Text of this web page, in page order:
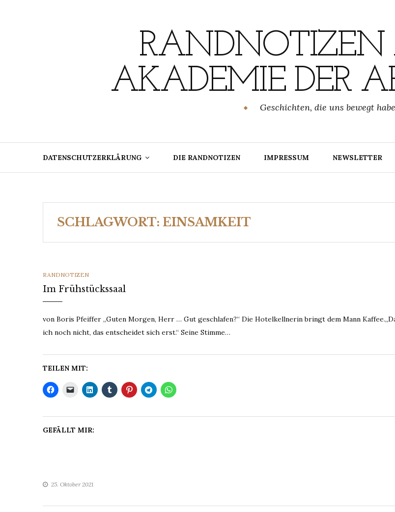
RANDNOTIZEN
AKADEMIE DER
Geschichten, die uns bewegt
DATENSCHUTZERKLÄRUNG DIE RANDNOTIZEN IMPRESSUM NEWSLETTER
SCHLAGWORT: EINSAMKEIT
CATEGORIES
RANDNOTIZEN
Im Frühstückssaal
von Boris Pfeiffer „Guten Morgen, Herr … Gut geschlafen?“ Die Hotelkellnerin bringt dem Mann
ich noch nicht, das entscheidet sich erst.“ Seine Stimme…
TEILEN MIT:
GEFÄLLT MIR:
25. Oktober 2021